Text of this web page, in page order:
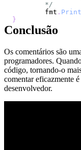
	*/
	fmt
.
}
Conclusão
Os comentários são
programadores.
código, tornando-o
comentar eficazmente
desenvolvedor.